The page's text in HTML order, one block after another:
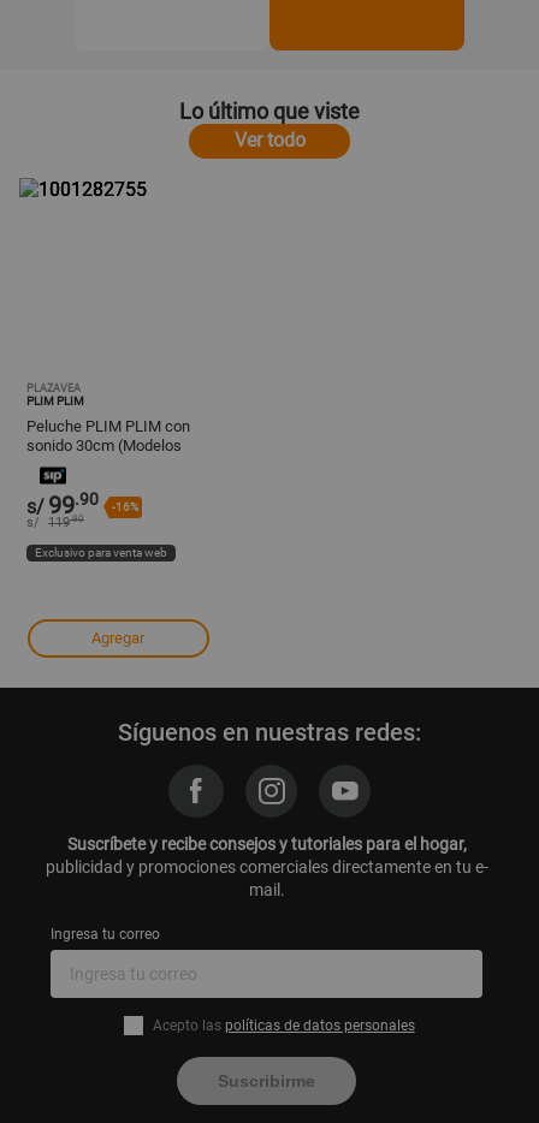
Lo último que viste
Ver todo
PLAZAVEA
PLIM PLIM
Peluche PLIM PLIM con
sonido 30cm (Modelos
Aleatorios)
s/ 99.90 -16%
s/ 119.90
Exclusivo para venta web
Agregar
Síguenos en nuestras redes:
Suscríbete y recibe consejos y tutoriales para el hogar,
publicidad y promociones comerciales directamente en tu e-
mail.
Ingresa tu correo
Acepto las políticas de datos personales
Suscribirme